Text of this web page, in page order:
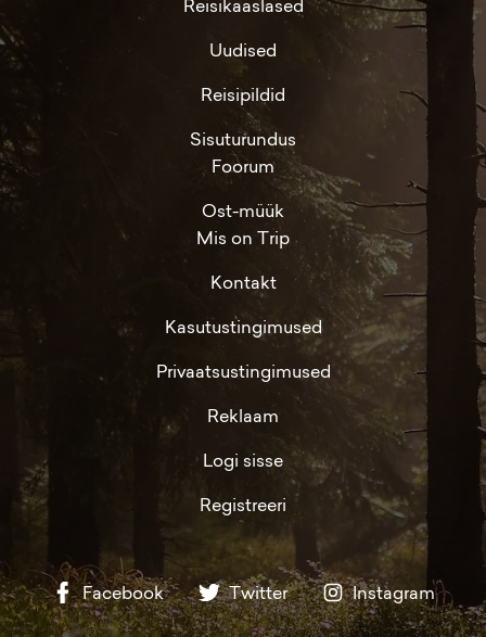
Reisikaaslased
Uudised
Reisipildid
Sisuturundus
Foorum
Ost-müük
Mis on Trip
Kontakt
Kasutustingimused
Privaatsustingimused
Reklaam
Logi sisse
Registreeri
Facebook Twitter Instagram